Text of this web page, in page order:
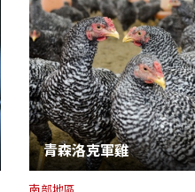
青森洛克軍雞
南部地區